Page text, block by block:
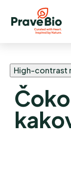
Prejsť
High-contrast